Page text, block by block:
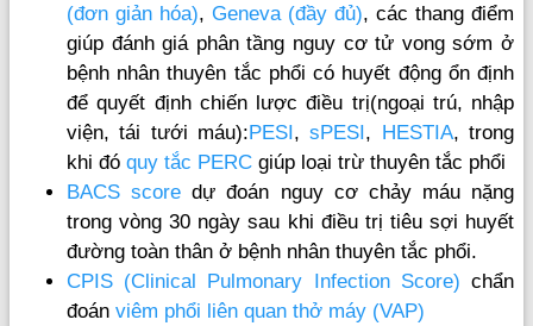
(đơn giản hóa), Geneva (đầy đủ), các thang điểm
giúp đánh giá phân tầng nguy cơ tử vong sớm ở
bệnh nhân thuyên tắc phổi có huyết động ổn định
để quyết định chiến lược điều trị(ngoại trú, nhập
viện, tái tưới máu):PESI,sPESI, HESTIA, trong
khi đó quy tắc PERC giúp loại trừ thuyên tắc phổi
BACS score dự đoán nguy cơ chảy máu nặng
trong vòng 30 ngày sau khi điều trị tiêu sợi huyết
đường toàn thân ở bệnh nhân thuyên tắc phổi.
CPIS (Clinical Pulmonary Infection Score) chẩn
đoán viêm phổi liên quan thở máy (VAP)